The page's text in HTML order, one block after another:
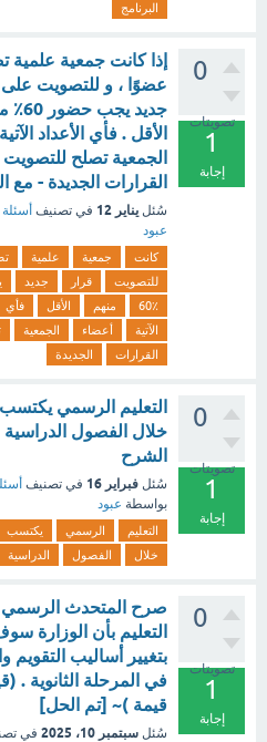
البرنامج
0
تصويتات
1
إجابة
عضوًا ، و للتصويت على
جديد
الأقل . فأي الأعداد
الجمعية تصلح
القرارات الجديدة - مع
سُئل يناير 12 في تصنيف
عبود
كانت جمعية علمية
للتصويت
قرار جديد
60٪
منهم الأقل فأي
الآتية
أعضاء الجمعية
القرارات
الجديدة
0
تصويتات
1
إجابة
التعليم الرسمي
خلال الفصول
الشرح
سُئل فبراير 16 في تصنيف
بواسطة عبود
التعليم الرسمي يكتسب
خلال
الفصول الدراسية
0
تصويتات
1
إجابة
صرح المتحدث الرسمي
التعليم بأن الوزارة
بتغيير أساليب التقويم
في المرحلة الثانوية .
قيمة )~ [تم الحل]
سُئل سبتمبر 10، 2025 في